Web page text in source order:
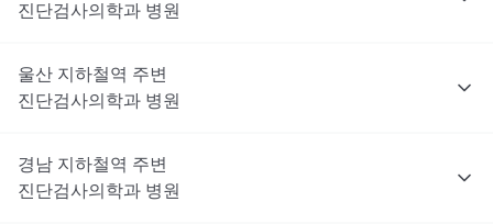
진단검사의학과 병원
울산 지하철역 주변
진단검사의학과 병원
경남 지하철역 주변
진단검사의학과 병원